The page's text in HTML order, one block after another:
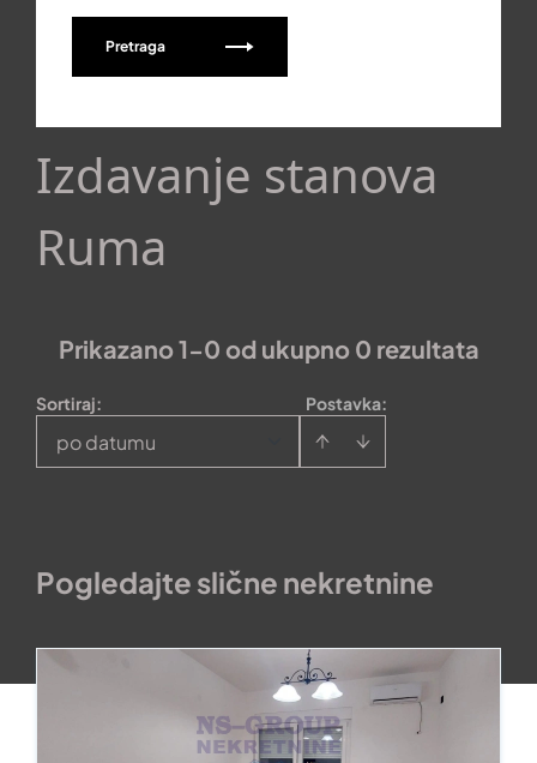
Pretraga
Izdavanje stanova
Ruma
Prikazano 1-0 od ukupno 0 rezultata
Postavka:
Sortiraj:
po datumu
Pogledajte slične nekretnine